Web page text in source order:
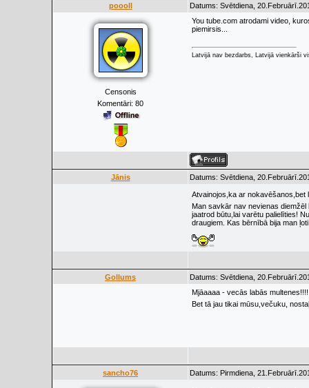
poooll Datums: Svētdiena,
Censonis
Komentāri: 80
You tube.com atrodami video,
piemirsis...
Latvijā nav bezdarbs, Latvijā vienkārši
Jānis Datums: Svētdiena,
Atvainojos,ka ar
Man savkār nav nevienas diemžēl
jaatrod būtu,lai varētu palielīties!
draugiem. Kas bērnībā bija man
Gollums
Datums: Svētdiena,
Mjāaaaa - vecās labās
Bet tā jau tikai mūsu,večuku,
sancho76 Datums: Pirmdiena,